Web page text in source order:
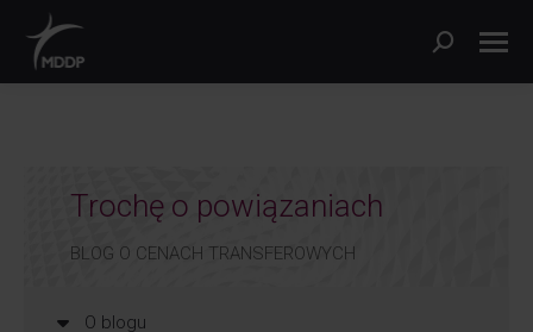
Trochę o powiązaniach
BLOG O CENACH TRANSFEROWYCH
O blogu